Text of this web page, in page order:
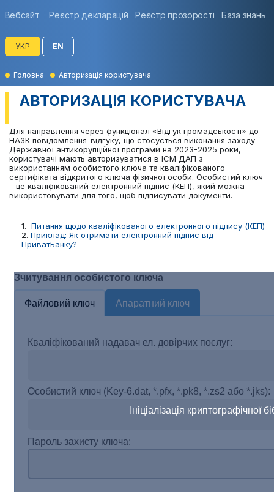
Вебсайт Реєстр декларацій Реєстр прозорості База знань
УКР EN
Головна Авторизація користувача
АВТОРИЗАЦІЯ КОРИСТУВАЧА
Для направлення через функціонал «Відгук громадськості» до
НАЗК повідомлення-відгуку, що стосується виконання заходу
Державної антикорупційної програми на 2023-2025 роки,
користувачі мають авторизуватися в ІСМ ДАП з
використанням особистого ключа та кваліфікованого
сертифіката відкритого ключа фізичної особи. Особистий ключ
– це кваліфікований електронний підпис (КЕП), який можна
використовувати для того, щоб підписувати документи.
1. Питання щодо кваліфікованого електронного підпису (КЕП)
2. Приклад: Як отримати електронний підпис від
ПриватБанку?